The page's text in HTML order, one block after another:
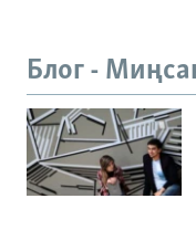
Блог -